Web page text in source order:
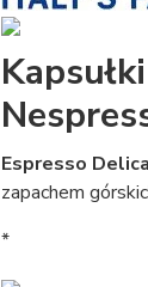
Espresso
zapachem
*